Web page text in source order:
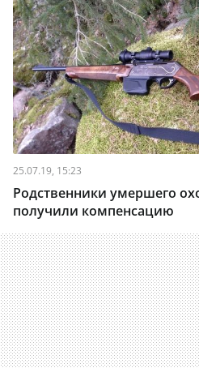
25.07.19, 15:23
Родственники умершего
получили компенсацию